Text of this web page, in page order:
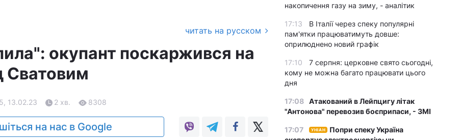
читать на русском
окупант поскаржився на
Сватовим
13.02.23 2 хв. 8308
на нас в Google
накопичення газу на зиму, - аналітик
17:13
В Італії через спеку популярні
пам'ятки працюватимуть довше:
оприлюднено новий графік
17:10
7 серпня: церковне свято сьогодні,
кому не можна багато працювати цього
дня
17:08 Атакований в Лейпцигу літак
"Антонова" перевозив боєприпаси, - ЗМІ
17:07 УНІАН
Попри спеку Україна